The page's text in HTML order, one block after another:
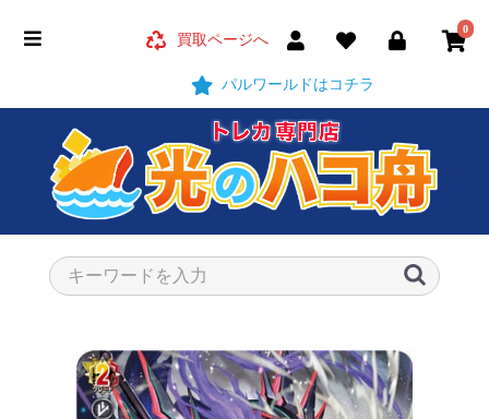
買取ページへ
パルワールドはコチラ
0